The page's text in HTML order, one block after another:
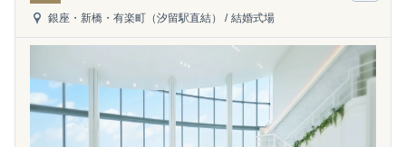
銀座・新橋・有楽町（汐留駅直結） / 結婚式場